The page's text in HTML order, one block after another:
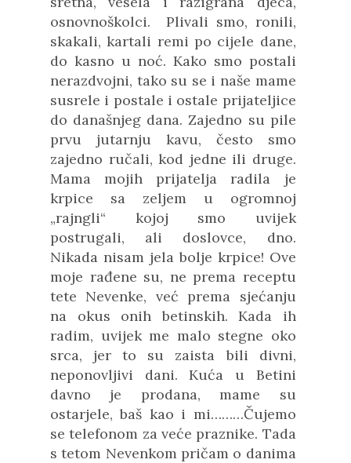
osnovnoškolci. Plivali smo, ronili,
skakali, kartali remi po cijele dane,
do kasno u noć. Kako smo postali
nerazdvojni, tako su se i naše mame
susrele i postale i ostale prijateljice
do današnjeg dana. Zajedno su pile
prvu jutarnju kavu, često smo
zajedno ručali, kod jedne ili druge.
Mama mojih prijatelja radila je
krpice sa zeljem u ogromnoj
„rajngli“ kojoj smo uvijek
postrugali, ali doslovce, dno.
Nikada nisam jela bolje krpice! Ove
moje rađene su, ne prema receptu
tete Nevenke, već prema sjećanju
na okus onih betinskih. Kada ih
radim, uvijek me malo stegne oko
srca, jer to su zaista bili divni,
neponovljivi dani. Kuća u Betini
davno je prodana, mame su
ostarjele, baš kao i mi………Čujemo
se telefonom za veće praznike. Tada
s tetom Nevenkom pričam o danima